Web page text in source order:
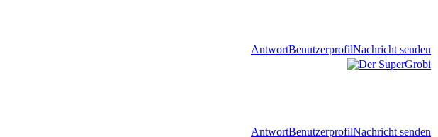
AntwortBenutzerprofilNachricht senden
AntwortBenutzerprofilNachricht senden